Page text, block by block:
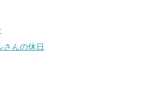
さんの休日